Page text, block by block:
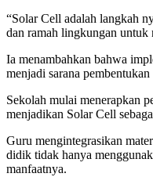
“Solar Cell adalah langkah
dan ramah lingkungan untuk
Ia menambahkan bahwa
menjadi sarana
Sekolah mulai menerapkan
menjadikan Solar Cell
Guru mengintegrasikan
didik tidak hanya
manfaatnya.